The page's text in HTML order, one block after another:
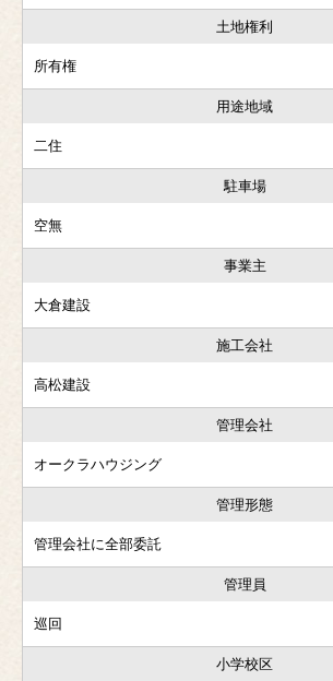
土地権利
所有権
用途地域
二住
駐車場
空無
事業主
大倉建設
施工会社
高松建設
管理会社
オークラハウジング
管理形態
管理会社に全部委託
管理員
巡回
小学校区